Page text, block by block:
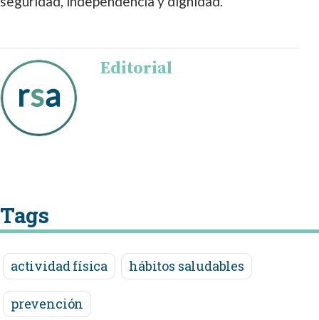
Editorial
Tags
actividad física hábitos saludables
prevención